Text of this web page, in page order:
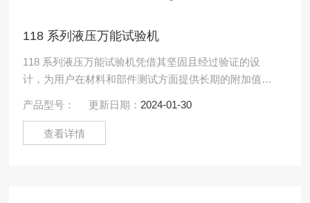
118 系列液压万能试验机
118 系列液压万能试验机凭借其坚固且经过验证的设
计，为用户在材料和部件测试方面提供长期的附加值。
形夹具，以及用.....
产品型号： 更新日期： 2024-01-30
查看详情